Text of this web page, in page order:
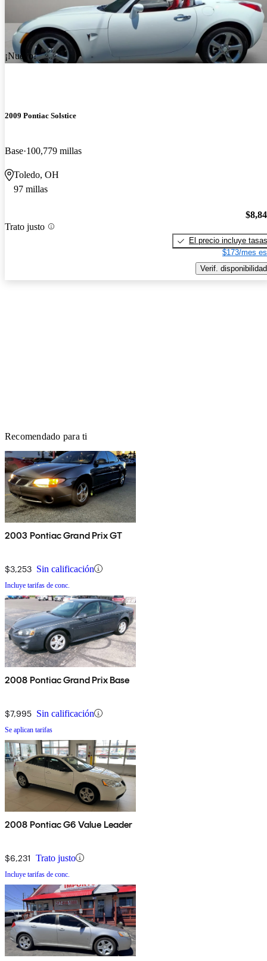
¡Nuevo!
2009 Pontiac Solstice
Base 100,779 millas
Toledo, OH
97 millas
Trato justo
El precio incluye tasas
$173/mes
Verif. disponibilidad
Recomendado para ti
2003 Pontiac Grand Prix GT
$3,253 Sin calificación
Incluye tarifas de conc.
2008 Pontiac Grand Prix Base
$7,995 Sin calificación
Se aplican tarifas
2008 Pontiac G6 Value Leader
$6,231 Trato justo
Incluye tarifas de conc.